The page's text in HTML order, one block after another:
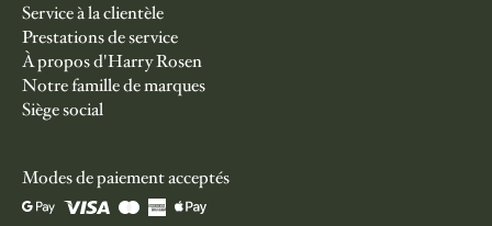
Service à la clientèle
Prestations de service
À propos d'Harry Rosen
Notre famille de marques
Siège social
Modes de paiement acceptés